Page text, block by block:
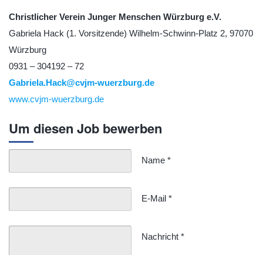
Christlicher Verein Junger Menschen Würzburg e.V.
Gabriela Hack (1. Vorsitzende) Wilhelm-Schwinn-Platz 2, 97070
Würzburg
0931 – 304192 – 72
Gabriela.Hack@cvjm-wuerzburg.de
www.cvjm-wuerzburg.de
Um diesen Job bewerben
Name *
E-Mail *
Nachricht *